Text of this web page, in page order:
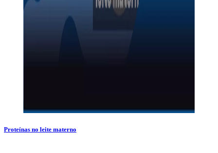
Proteínas no leite materno